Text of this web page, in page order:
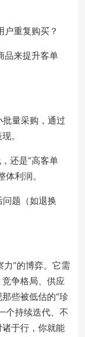
重复购买？
品来提升客单
批量采购，通过
。
还是“高客单
利润。
问题（如退换
力”的博弈。它需
争格局、供应
些被低估的“珍
个持续迭代、不
于行，你就能